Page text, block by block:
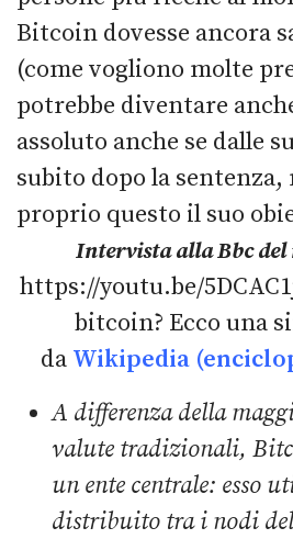
Bitcoin dovesse ancora
(come vogliono molte
potrebbe diventare
assoluto anche se dalle
subito dopo la sentenza,
proprio questo il suo
Intervista allaBbc
https://youtu.be/
bitcoin? Ecco una
da Wikipedia
A differenza della
valute tradizionali,
un ente centrale: esso
distribuito tra i nodi